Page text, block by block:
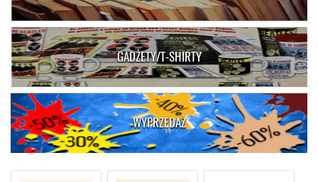
GADŻETY/T-SHIRTY
WYPRZEDAŻ